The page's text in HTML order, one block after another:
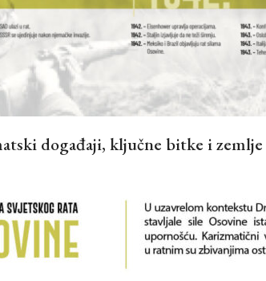
događaji, ključne bitke i